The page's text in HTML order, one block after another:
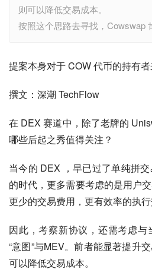
则可以降低交易成本。
按照这个思路去寻找，Cowswap
提案本身对于 COW 代币的持有者
撰文：深潮 TechFlow
在 DEX 赛道中，除了老牌的
哪些后起之秀值得关注？
当今的 DEX ，早已过了单纯拼
的时代，更多需要考虑的是用户
更少的交易费用，更有效率的执行
因此，考察新协议，还需考虑
“意图”与MEV。前者能显著提升
可以降低交易成本。